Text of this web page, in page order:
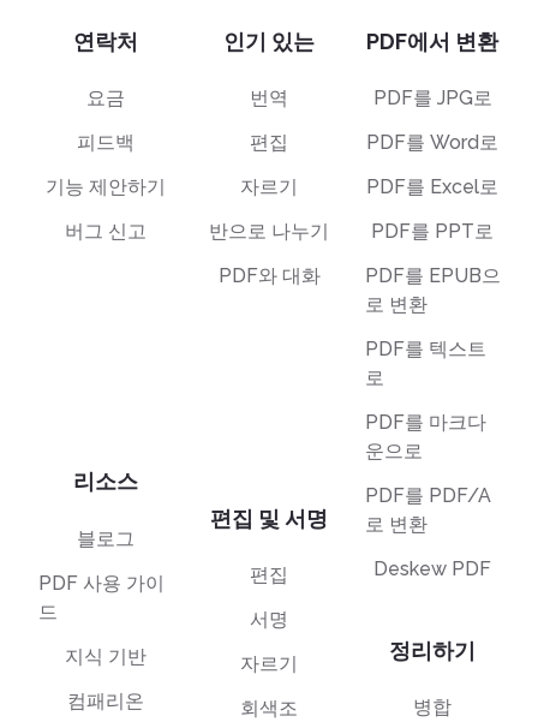
연락처
요금
피드백
기능 제안하기
버그 신고
리소스
블로그
PDF 사용 가이
드
지식 기반
컴패리온
인기 있는
번역
편집
자르기
반으로 나누기
PDF와 대화
편집 및 서명
편집
서명
자르기
회색조
PDF에서 변환
PDF를 JPG로
PDF를 Word로
PDF를 Excel로
PDF를 PPT로
PDF를 EPUB으
로 변환
PDF를 텍스트
로
PDF를 마크다
운으로
PDF를 PDF/A
로 변환
Deskew PDF
정리하기
병합